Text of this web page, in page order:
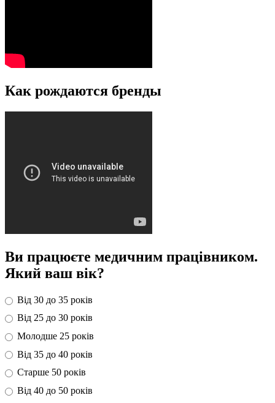
Как рождаются бренды
Ви працюєте медичним працівником.
Який ваш вік?
Від 30 до 35 років
Від 25 до 30 років
Молодше 25 років
Від 35 до 40 років
Старше 50 років
Від 40 до 50 років